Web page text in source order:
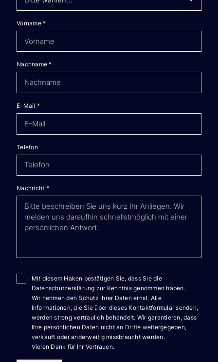
Vorname*
Nachname*
E-Mail *
Telefon
Nachricht *
Mit diesem Haken bestätigen Sie, dass Sie die
Datenschutzerklärung zur Kenntnis genommen haben.
Wir nehmen den Schutz Ihrer Daten ernst. Alle
Informationen, die Sie über dieses Kontaktformular senden,
werden streng vertraulich behandelt. Wir garantieren, dass
Ihre persönlichen Daten nicht an Dritte weitergegeben,
verkauft oder anderweitig missbraucht werden.
Vielen Dank für Ihr Vertrauen.